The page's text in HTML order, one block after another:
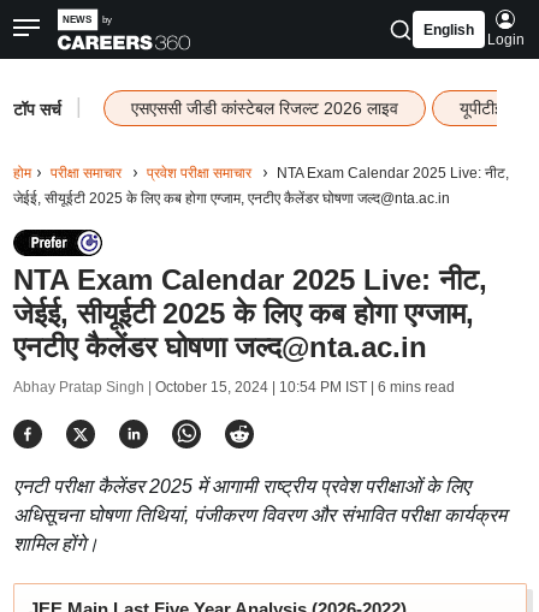
English
Login
टॉप सर्च एसएससी जीडी कांस्टेबल रिजल्ट 2026 लाइव यूपीटीईटी
होम परीक्षा समाचार प्रवेश परीक्षा समाचार
NTA Exam Calendar 2025 Live: नीट,
जेईई, सीयूईटी 2025 के लिए कब होगा एग्जाम, एनटीए कैलेंडर घोषणा जल्द@nta.ac.in
NTA Exam Calendar 2025 Live: नीट,
जेईई, सीयूईटी 2025 के लिए कब होगा एग्जाम,
एनटीए कैलेंडर घोषणा जल्द@nta.ac.in
Abhay Pratap Singh | October 15, 2024 | 10:54 PM IST| 6 mins read
एनटी परीक्षा कैलेंडर 2025 में आगामी राष्ट्रीय प्रवेश परीक्षाओं के लिए
अधिसूचना घोषणा तिथियां, पंजीकरण विवरण और संभावित परीक्षा कार्यक्रम
शामिल होंगे।